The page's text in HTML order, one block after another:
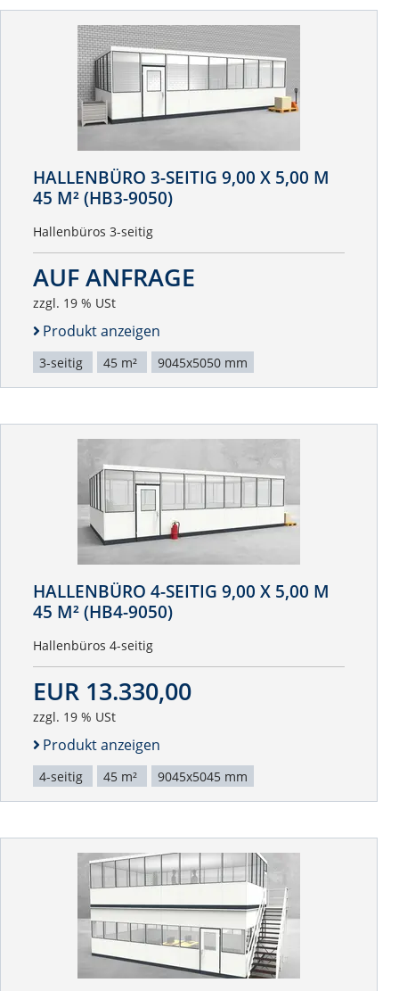
HALLENBÜRO 3-SEITIG 9,00 X 5,00 M
45 M² (HB3-9050)
Hallenbüros 3-seitig
AUF ANFRAGE
zzgl. 19 % USt
Produkt anzeigen
3-seitig 45 m² 9045x5050 mm
HALLENBÜRO 4-SEITIG 9,00 X 5,00 M
45 M² (HB4-9050)
Hallenbüros 4-seitig
EUR 13.330,00
zzgl. 19 % USt
Produkt anzeigen
4-seitig 45 m² 9045x5045 mm